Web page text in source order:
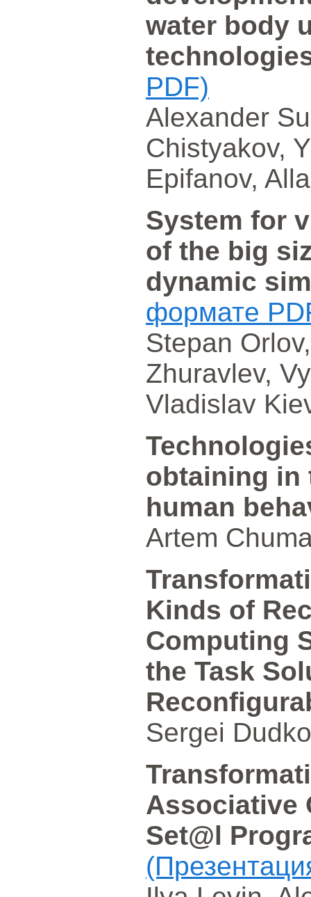
water body
PDF)
Alexander
Chistyakov,
Epifanov,
System for
of the big
dynamic
формате
Stepan
Zhuravlev,
Vladislav
obtaining in
human
Artem
Kinds of
Computing
the Task
Sergei
Associative
Set@l